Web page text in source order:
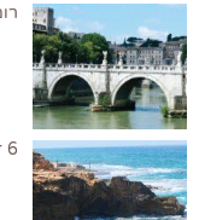
רומא –
6 דברים שאפשר לעשות בראש הנקרה